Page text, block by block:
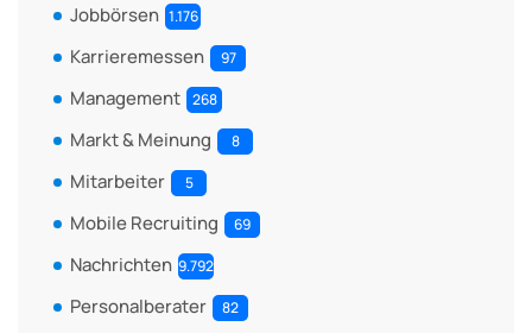
Jobbörsen 1.176
Karrieremessen 97
Management 268
Markt & Meinung 8
Mitarbeiter 5
Mobile Recruiting 69
Nachrichten 9.792
Personalberater 82